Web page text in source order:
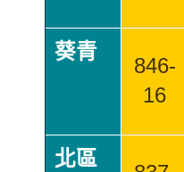
葵青
846-
16
北區